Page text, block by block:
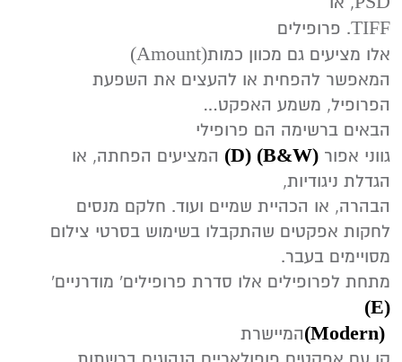
‭ ‬.TIFF פרופילים‭
‬אלו‭ ‬מציעים‭ ‬גם‭ ‬מכוון‭ ‬כמות‭
(‬Amount‭)
‬הפרופיל‭ ,‬משמע‭ ‬האפקט‭…‬
הבאים‭ ‬ברשימה‭ ‬הם‭ ‬פרופילי‭
‬גווני‭ ‬אפור‭
(‬D)‬‭ ‬‭(‬B&W‭)
‬הגדלת‭ ‬ניגודיות,‬
‬לחקות‭ ‬אפקטים‭ ‬שהתקבלו‭ ‬בשימוש‭ ‬בסרטי‭ ‬צילום‭
‬מסויימים‭ ‬בעבר‭.‬
מתחת‭ ‬לפרופילים‭ ‬אלו‭ ‬סדרת‭ ‬פרופילים‭ ‬‮'‬מודרניים‮'‬‭
(E)
‬‭(‬Modern‭)‬
המיישרת‭